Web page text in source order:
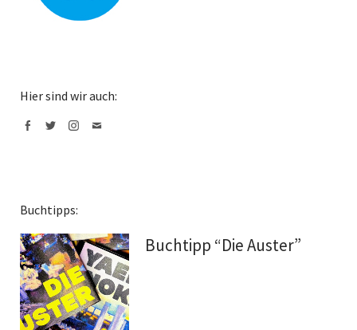
Hier sind wir auch:
Buchtipps:
Buchtipp “Die Auster”